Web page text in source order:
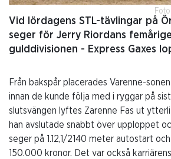
Vid lördagens STL-tävlingar på
seger för Jerry Riordans
gulddivisionen - Express Gaxes
Från bakspår placerades Varenne-
innan de kunde följa med i ryggar på
slutsvängen lyftes Zarenne Fas ut
han avslutade snabbt över upploppet
seger på 1.12,1/2140 meter autostart
150.000 kronor. Det var också